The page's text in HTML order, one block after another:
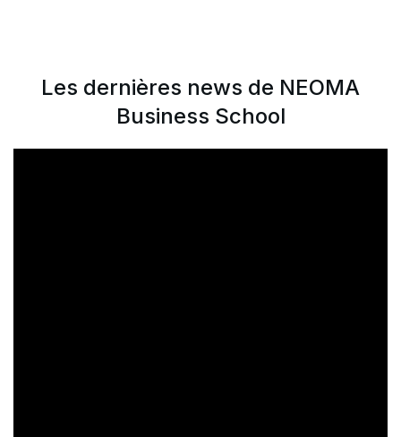
Les dernières news de NEOMA
Business School